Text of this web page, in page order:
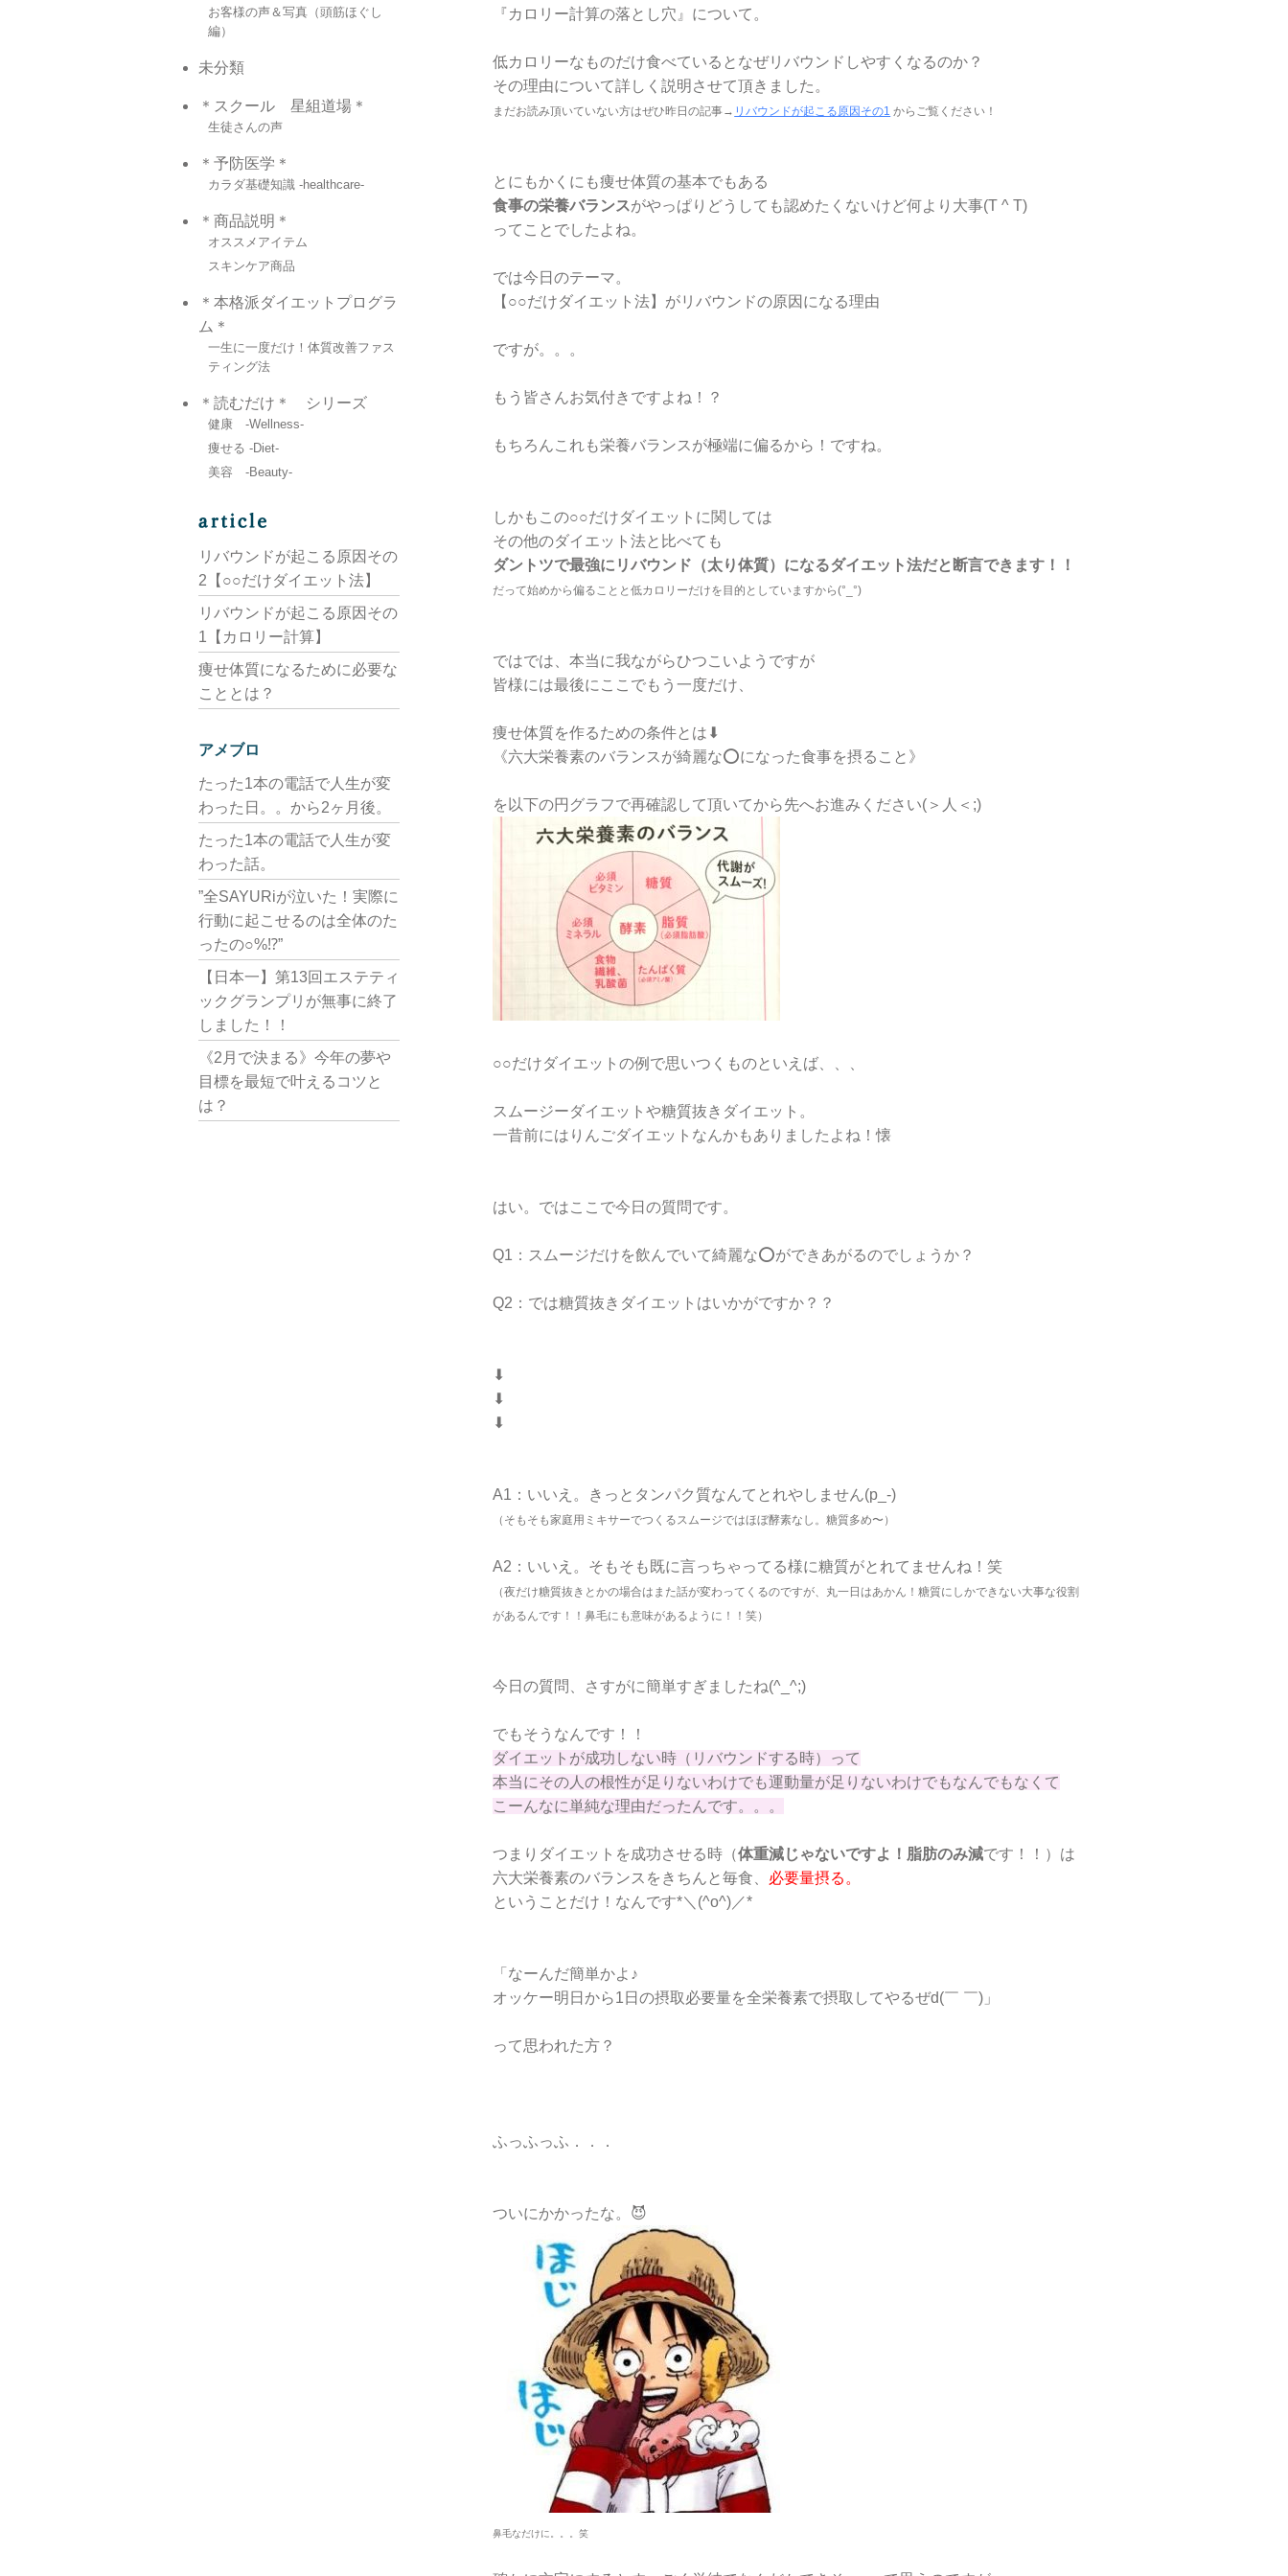
『カロリー計算の落とし穴』について。
低カロリーなものだけ食べているとなぜリバウンドしやすくなるのか？
その理由について詳しく説明させて頂きました。
まだお読み頂いていない方はぜひ昨日の記事→ リバウンドが起こる原因その1 からご覧ください！
とにもかくにも痩せ体質の基本でもある
食事の栄養バランスがやっぱりどうしても認めたくないけど何より大事(T ^ T)
ってことでしたよね。
では今日のテーマ。
【○○だけダイエット法】がリバウンドの原因になる理由
ですが。。。
もう皆さんお気付きですよね！？
もちろんこれも栄養バランスが極端に偏るから！ ですね。
しかもこの○○だけダイエットに関しては
その他のダイエット法と比べても
ダントツで最強にリバウンド（太り体質）になるダイエット法だと断言できます！！
だって始めから偏ることと低カロリーだけを目的としていますから(°_°)
ではでは、本当に我ながらひつこいようですが
皆様には最後にここでもう一度だけ、
痩せ体質を作るための条件とは⬇︎
《六大栄養素のバランスが綺麗な⭕️になった食事を摂ること》
を以下の円グラフで再確認して頂いてから先へお進みください(＞人＜;)
○○だけダイエットの例で思いつくものといえば、、、
スムージーダイエットや糖質抜きダイエット。
一昔前にはりんごダイエットなんかもありましたよね！懐
はい。ではここで今日の質問です。
Q1：スムージだけを飲んでいて綺麗な⭕️ができあがるのでしょうか？
Q2：では糖質抜きダイエットはいかがですか？？
⬇︎
⬇︎
⬇︎
A1：いいえ。きっとタンパク質なんてとれやしません(p_-)
（そもそも家庭用ミキサーでつくるスムージではほぼ酵素なし。糖質多め〜）
A2：いいえ。そもそも既に言っちゃってる様に糖質がとれてませんね！笑
（夜だけ糖質抜きとかの場合はまた話が変わってくるのですが、丸一日はあかん！糖質にしかできない大事な役割
があるんです！！鼻毛にも意味があるように！！笑）
今日の質問、さすがに簡単すぎましたね(^_^;)
でもそうなんです！！
ダイエットが成功しない時（リバウンドする時）って
本当にその人の根性が足りないわけでも運動量が足りないわけでもなんでもなくて
こーんなに単純な理由だったんです。。。
つまりダイエットを成功させる時（体重減じゃないですよ！脂肪のみ減です！！）は
六大栄養素のバランスをきちんと毎食、 必要量摂る。
ということだけ！なんです*＼(^o^)／*
「なーんだ簡単かよ♪
オッケー明日から1日の摂取必要量を全栄養素で摂取してやるぜd(￣ ￣)」
って思われた方？
ふっふっふ．．．
ついにかかったな。😈
鼻毛なだけに。。。笑
お客様の声＆写真（頭筋ほぐし
編）
未分類
＊スクール 星組道場＊
生徒さんの声
＊予防医学＊
カラダ基礎知識 -healthcare-
＊商品説明＊
オススメアイテム
スキンケア商品
＊本格派ダイエットプログラ
ム＊
一生に一度だけ！体質改善ファス
ティング法
＊読むだけ＊ シリーズ
健康 -Wellness-
痩せる -Diet-
美容 -Beauty-
リバウンドが起こる原因その
2【○○だけダイエット法】
リバウンドが起こる原因その
1【カロリー計算】
痩せ体質になるために必要な
こととは？
アメブロ
たった1本の電話で人生が変
わった日。。から2ヶ月後。
たった1本の電話で人生が変
わった話。
”全SAYURiが泣いた！実際に
行動に起こせるのは全体のた
ったの○%⁉︎”
【日本一】第13回エステティ
ックグランプリが無事に終了
しました！！
《2月で決まる》今年の夢や
目標を最短で叶えるコツと
は？